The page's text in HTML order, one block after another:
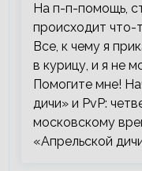
На п-п-помощь,
происходит что-
Все, к чему я
в курицу, и я не
Помогите мне!
дичи» и PvP:
московскому
«Апрельской